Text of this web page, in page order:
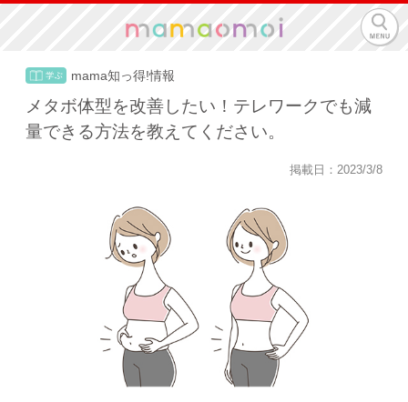
mama知っ得!情報
メタボ体型を改善したい！テレワークでも減
量できる方法を教えてください。
掲載日：2023/3/8